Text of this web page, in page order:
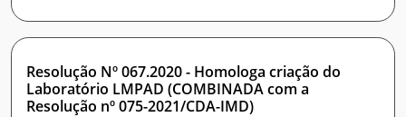
Resolução Nº 067.2020 - Homologa criação do
Laboratório LMPAD (COMBINADA com a
Resolução nº 075-2021/CDA-IMD)